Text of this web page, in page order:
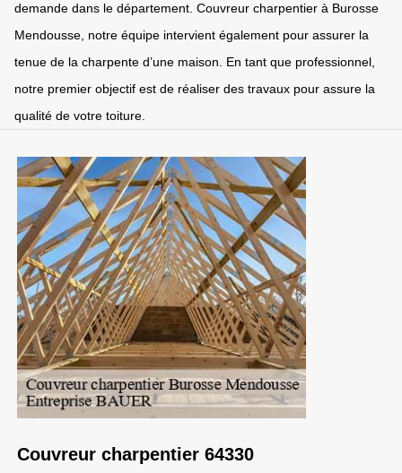
demande dans le département. Couvreur charpentier à Burosse
Mendousse, notre équipe intervient également pour assurer la
tenue de la charpente d’une maison. En tant que professionnel,
notre premier objectif est de réaliser des travaux pour assure la
qualité de votre toiture.
Couvreur charpentier 64330